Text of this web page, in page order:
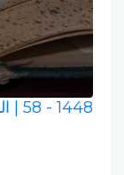
1448 - 58
|